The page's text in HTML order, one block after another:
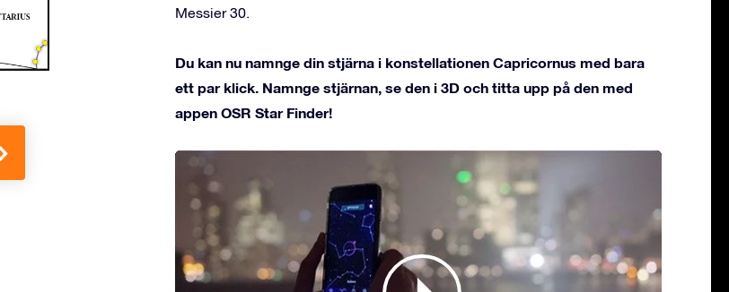
Messier 30.
Du kan nu namnge din stjärna i konstellationen Capricornus med bara
ett par klick. Namnge stjärnan, se den i 3D och titta upp på den med
appen OSR Star Finder!